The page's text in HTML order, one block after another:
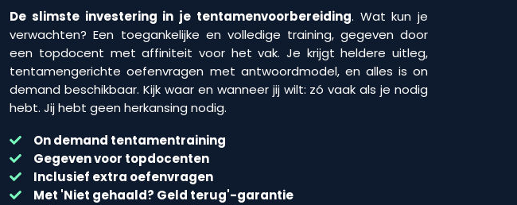
De slimste investering in je tentamenvoorbereiding. Wat kun je
verwachten? Een toegankelijke en volledige training, gegeven door
een topdocent met affiniteit voor het vak. Je krijgt heldere uitleg,
tentamengerichte oefenvragen met antwoordmodel, en alles is on
demand beschikbaar. Kijk waar en wanneer jij wilt: zó vaak als je nodig
hebt. Jij hebt geen herkansing nodig.
On demand tentamentraining
Gegeven voor topdocenten
Inclusief extra oefenvragen
Met 'Niet gehaald? Geld terug'-garantie